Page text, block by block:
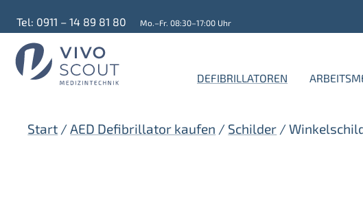
Inhalt
springen
Tel: 0911 – 14 89 81 80 Mo.–Fr. 08:30–17:00 Uhr
DEFIBRILLATOREN
Start /AED Defibrillator kaufen / Schilder /